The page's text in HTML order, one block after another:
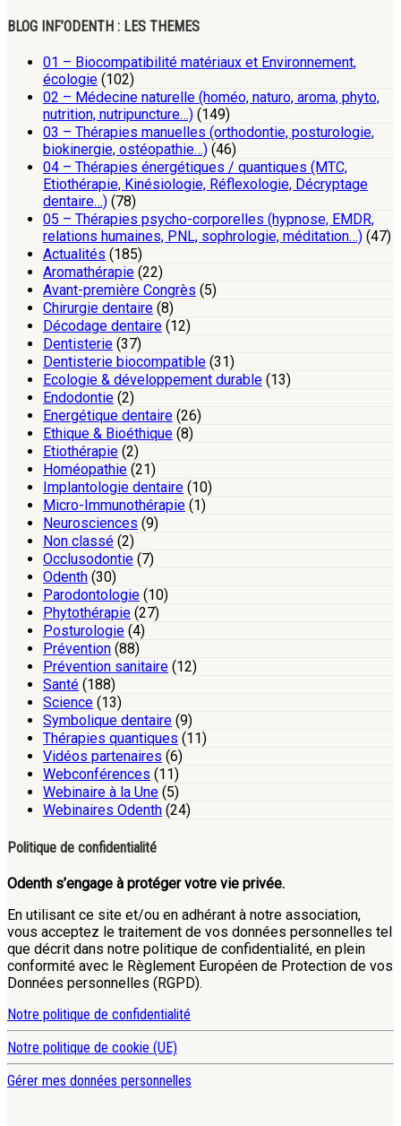
BLOG INF’ODENTH : LES THEMES
01 – Biocompatibilité matériaux et Environnement,
écologie (102)
02 – Médecine naturelle (homéo, naturo, aroma, phyto,
nutrition, nutripuncture…) (149)
03 – Thérapies manuelles (orthodontie, posturologie,
biokinergie, ostéopathie…) (46)
04 – Thérapies énergétiques / quantiques (MTC,
Etiothérapie, Kinésiologie, Réflexologie, Décryptage
dentaire…) (78)
05 – Thérapies psycho-corporelles (hypnose, EMDR,
relations humaines, PNL, sophrologie, méditation…) (47)
Actualités (185)
Aromathérapie (22)
Avant-première Congrès (5)
Chirurgie dentaire (8)
Décodage dentaire (12)
Dentisterie (37)
Dentisterie biocompatible (31)
Ecologie & développement durable (13)
Endodontie (2)
Energétique dentaire (26)
Ethique & Bioéthique (8)
Etiothérapie (2)
Homéopathie (21)
Implantologie dentaire (10)
Micro-Immunothérapie (1)
Neurosciences (9)
Non classé (2)
Occlusodontie (7)
Odenth (30)
Parodontologie (10)
Phytothérapie (27)
Posturologie (4)
Prévention (88)
Prévention sanitaire (12)
Santé (188)
Science (13)
Symbolique dentaire (9)
Thérapies quantiques (11)
Vidéos partenaires (6)
Webconférences (11)
Webinaire à la Une (5)
Webinaires Odenth (24)
Politique de confidentialité
Odenth s’engage à protéger votre vie privée.
En utilisant ce site et/ou en adhérant à notre association,
vous acceptez le traitement de vos données personnelles tel
que décrit dans notre politique de confidentialité, en plein
conformité avec le Règlement Européen de Protection de vos
Données personnelles (RGPD).
Notre politique de confidentialité
Notre politique de cookie (UE)
Gérer mes données personnelles